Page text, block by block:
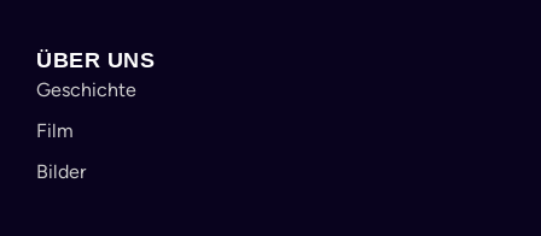
ÜBER UNS
Geschichte
Film
Bilder